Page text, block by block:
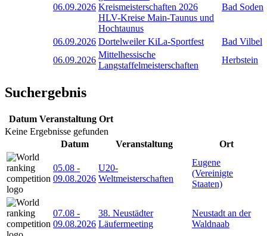
06.09.2026 Kreismeisterschaften 2026
HLV-Kreise Main-Taunus und
Hochtaunus
Bad Soden
06.09.2026 Dortelweiler KiLa-Sportfest
Bad Vilbel
06.09.2026
Mittelhessische
Langstaffelmeisterschaften
Herbstein
Suchergebnis
Datum Veranstaltung Ort
Keine Ergebnisse gefunden
Datum
Veranstaltung Ort
05.08 -
09.08.2026
U20-
Weltmeisterschaften
Eugene
(Vereinigte
Staaten)
07.08 -
09.08.2026
38. Neustädter
Läufermeeting
Neustadt an der
Waldnaab